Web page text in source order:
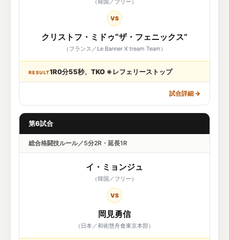
（韓国／フリー）
VS
クリストフ・ミドゥ“ザ・フェニックス”
（フランス／Le Banner X tream Team）
RESULT1R0分55秒、TKO ※レフェリーストップ
試合詳細 →
第6試合
総合格闘技ルール／5分2R・延長1R
イ・ミョンジュ
（韓国／フリー）
VS
岡見勇信
（日本／和術慧舟會東京本部）